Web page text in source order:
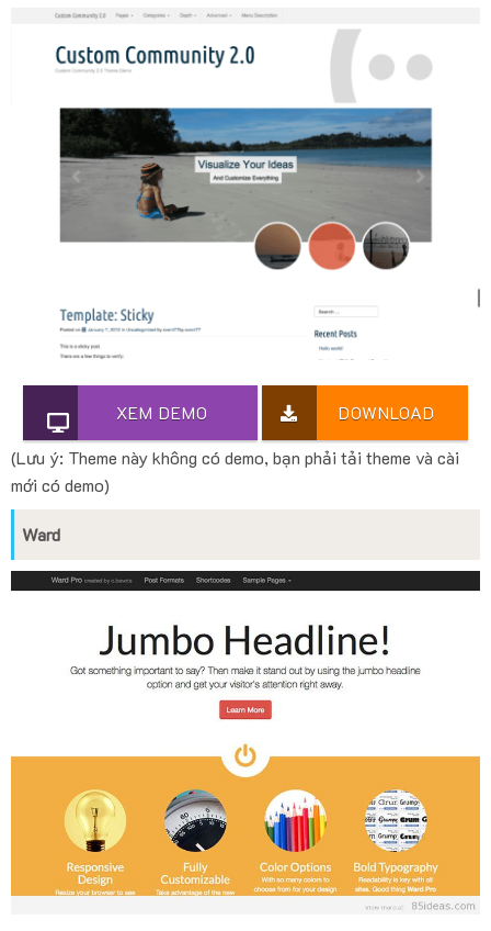
XEM DEMO DOWNLOAD
(Lưu ý: Theme này không có demo, bạn phải tải theme và cài
mới có demo)
Ward